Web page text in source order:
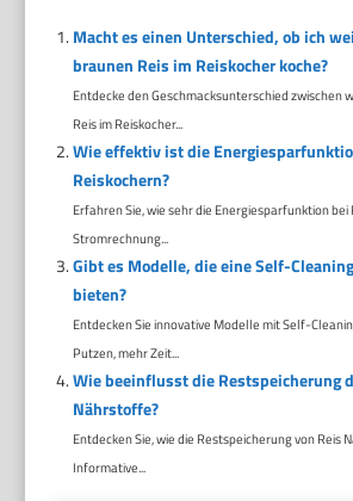
Macht es einen Unterschied, ob ich
braunen Reis im Reiskocher koche?
Entdecke den Geschmacksunterschied zwischen
Reis im Reiskocher...
Wie effektiv ist die
Reiskochern?
Erfahren Sie, wie sehr die Energiesparfunktion bei
Stromrechnung...
Gibt es Modelle, die eine Self-
bieten?
Entdecken Sie innovative Modelle mit Self-
Putzen, mehr Zeit...
Wie beeinflusst die Restspeicherung
Nährstoffe?
Entdecken Sie, wie die Restspeicherung von Reis
Informative...